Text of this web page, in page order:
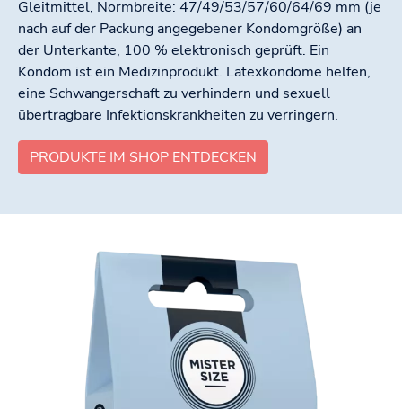
Gleitmittel, Normbreite: 47/49/53/57/60/64/69 mm (je
nach auf der Packung angegebener Kondomgröße) an
der Unterkante, 100 % elektronisch geprüft. Ein
Kondom ist ein Medizinprodukt. Latexkondome helfen,
eine Schwangerschaft zu verhindern und sexuell
übertragbare Infektionskrankheiten zu verringern.
PRODUKTE IM SHOP ENTDECKEN